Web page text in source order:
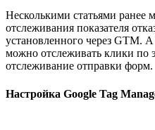
Несколькими статьями ранее
отслеживания показателя
установленного через GTM.
можно отслеживать клики по
отслеживание отправки форм.
Настройка Google Tag